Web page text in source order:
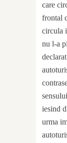
care
frontal
circula
nu l-a
iesind
urma